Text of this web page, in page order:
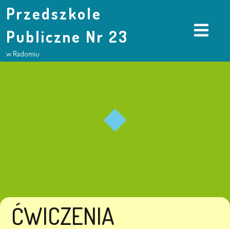
Przedszkole
Publiczne Nr 23
w Radomiu
ĆWICZENIA